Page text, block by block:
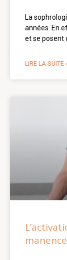
La
années. En
et se posent
LIRE LA SUITE